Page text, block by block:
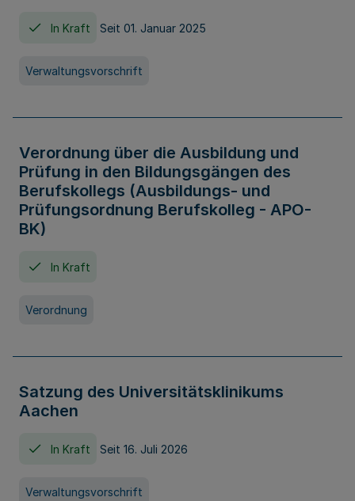
In Kraft Seit 01. Januar 2025
Verwaltungsvorschrift
Verordnung über die Ausbildung und
Prüfung in den Bildungsgängen des
Berufskollegs (Ausbildungs- und
Prüfungsordnung Berufskolleg - APO-
BK)
In Kraft
Verordnung
Satzung des Universitätsklinikums
Aachen
In Kraft Seit 16. Juli 2026
Verwaltungsvorschrift